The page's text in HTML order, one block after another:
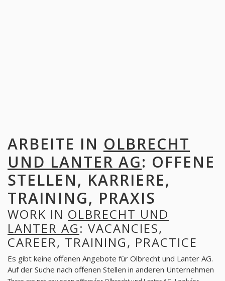
ARBEITE IN OLBRECHT
UND LANTER AG: OFFENE
STELLEN, KARRIERE,
TRAINING, PRAXIS
WORK IN OLBRECHT UND
LANTER AG: VACANCIES,
CAREER, TRAINING, PRACTICE
Es gibt keine offenen Angebote für Olbrecht und Lanter AG.
Auf der Suche nach offenen Stellen in anderen Unternehmen